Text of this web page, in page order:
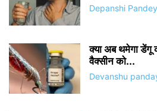
Depanshi Pandey
क्या अब थमेगा डेंगू
वैक्सीन को...
Devanshu